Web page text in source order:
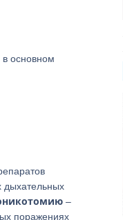
в основном
дыхательных
–
поражениях